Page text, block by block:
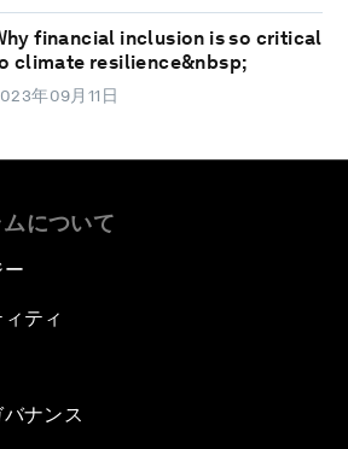
financial inclusion is so critical
climate resilience&nbsp;
年09月11日
について
ティ
ナンス